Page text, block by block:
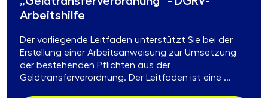
Arbeitshilfe
Der vorliegende Leitfaden unterstützt Sie bei der
Erstellung einer Arbeitsanweisung zur Umsetzung
der bestehenden Pflichten aus der
Geldtransferverordnung. Der Leitfaden ist eine ...